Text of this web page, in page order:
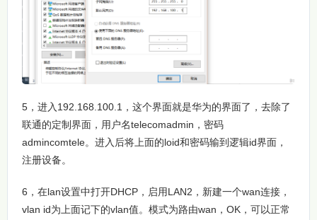
5，进入192.168.100.1，这个界面就是华为的界面了，去除了
联通的定制界面，用户名telecomadmin，密码
admincomtele。进入后将上面的loid和密码输到逻辑id界面，
注册设备。
6，在lan设置中打开DHCP，启用LAN2，新建一个wan连接，
vlan id为上面记下的vlan值。模式为路由wan，OK，可以正常